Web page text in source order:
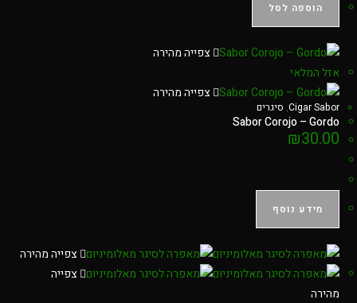
הוספה לסל
צפייה מהירה
אזל המלאי
צפייה מהירה
Cigar Sabor
, סיגרים
Sabor Corojo – Gordo
₪30.00
מידע נוסף
צפייה מהירה
צפייה
מהירה